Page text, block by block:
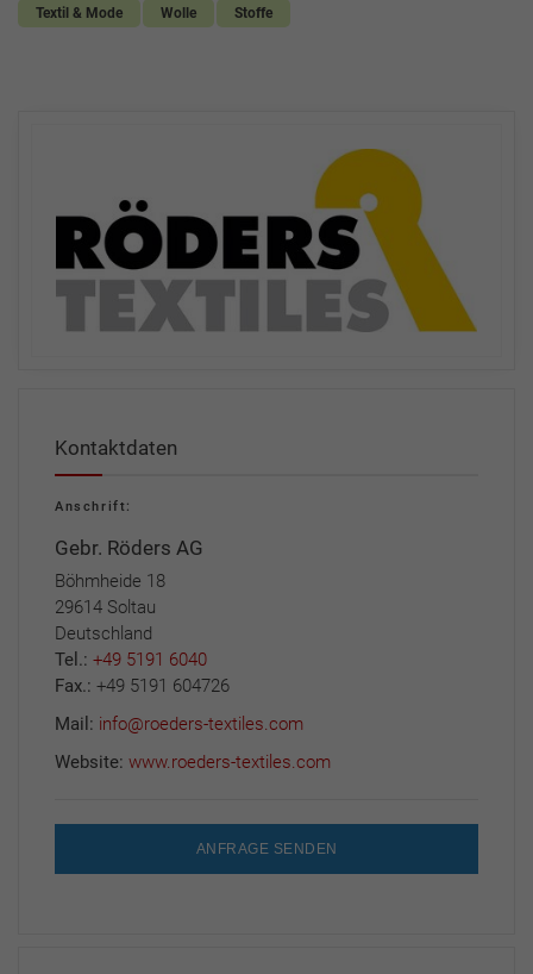
Textil & Mode Wolle Stoffe
Kontaktdaten
Anschrift:
Gebr. Röders AG
Böhmheide 18
29614 Soltau
Deutschland
Tel.: +49 5191 6040
Fax.: +49 5191 604726
Mail: info@roeders-textiles.com
Website: www.roeders-textiles.com
ANFRAGE SENDEN